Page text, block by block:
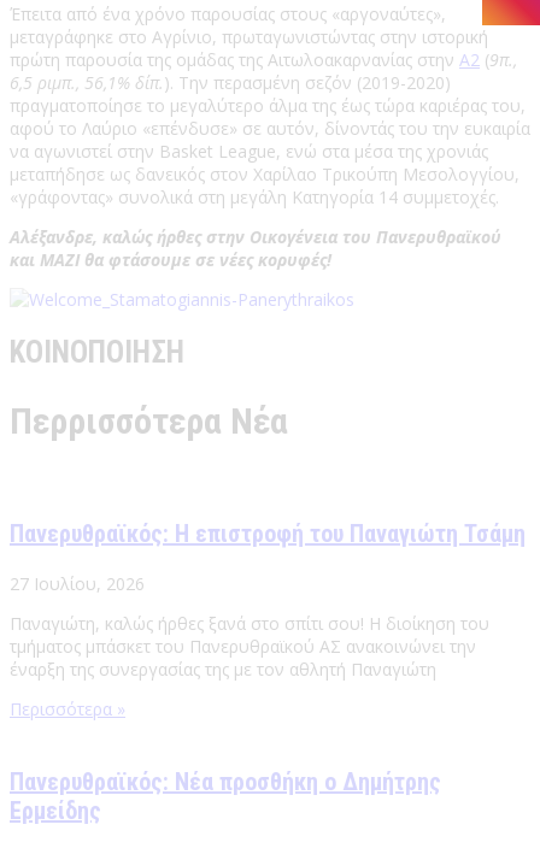
Έπειτα από ένα χρόνο παρουσίας στους «αργοναύτες»,
μεταγράφηκε στο Αγρίνιο, πρωταγωνιστώντας στην ιστορική
πρώτη παρουσία της ομάδας της Αιτωλοακαρνανίας στην Α2 (9π.,
6,5 ριμπ., 56,1% δίπ.). Την περασμένη σεζόν (2019-2020)
πραγματοποίησε το μεγαλύτερο άλμα της έως τώρα καριέρας του,
αφού το Λαύριο «επένδυσε» σε αυτόν, δίνοντάς του την ευκαιρία
να αγωνιστεί στην Basket League, ενώ στα μέσα της χρονιάς
μεταπήδησε ως δανεικός στον Χαρίλαο Τρικούπη Μεσολογγίου,
«γράφοντας» συνολικά στη μεγάλη Κατηγορία 14 συμμετοχές.
Αλέξανδρε, καλώς ήρθες στην Οικογένεια του Πανερυθραϊκού
και ΜΑΖΙ θα φτάσουμε σε νέες κορυφές!
ΚΟΙΝΟΠΟΙΗΣΗ
Περρισσότερα Νέα
Πανερυθραϊκός: Η επιστροφή του Παναγιώτη Τσάμη
27 Ιουλίου, 2026
Παναγιώτη, καλώς ήρθες ξανά στο σπίτι σου! Η διοίκηση του
τμήματος μπάσκετ του Πανερυθραϊκού ΑΣ ανακοινώνει την
έναρξη της συνεργασίας της με τον αθλητή Παναγιώτη
Περισσότερα »
Πανερυθραϊκός: Νέα προσθήκη ο Δημήτρης
Ερμείδης